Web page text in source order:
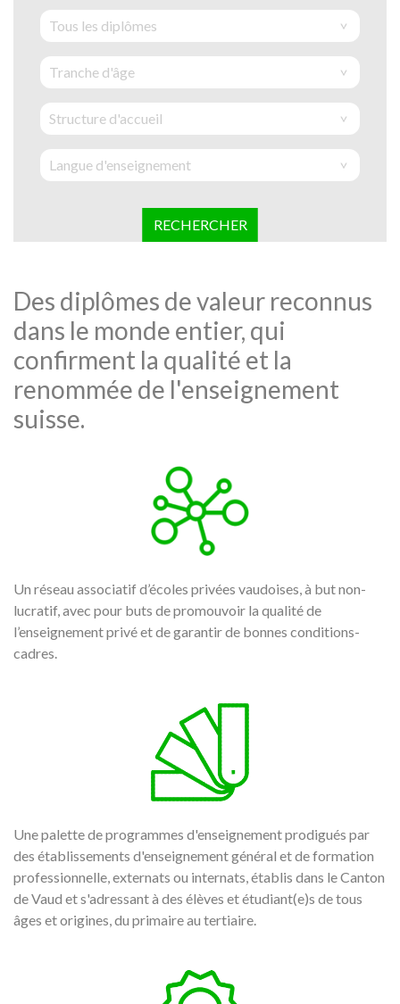
RECHERCHER
Des diplômes de valeur reconnus
dans le monde entier, qui
confirment la qualité et la
renommée de l'enseignement
suisse.
Un réseau associatif d’écoles privées vaudoises, à but non-
lucratif, avec pour buts de promouvoir la qualité de
l’enseignement privé et de garantir de bonnes conditions-
cadres.
Une palette de programmes d'enseignement prodigués par
des établissements d'enseignement général et de formation
professionnelle, externats ou internats, établis dans le Canton
de Vaud et s'adressant à des élèves et étudiant(e)s de tous
âges et origines, du primaire au tertiaire.